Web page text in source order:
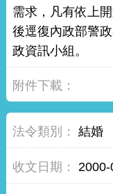
需求，凡有依上
後逕復內政部警
政資訊小組。
結婚